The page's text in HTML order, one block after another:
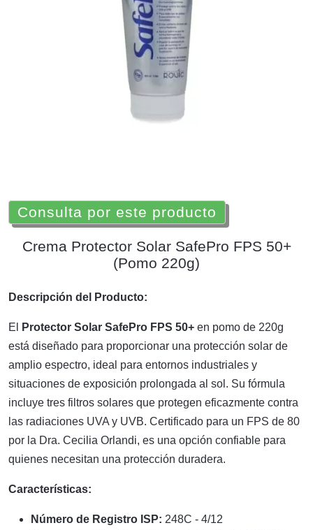
Consulta por este producto
Crema Protector Solar SafePro FPS 50+
(Pomo 220g)
Descripción del Producto:
El Protector Solar SafePro FPS 50+ en pomo de 220g
está diseñado para proporcionar una protección solar de
amplio espectro, ideal para entornos industriales y
situaciones de exposición prolongada al sol. Su fórmula
incluye tres filtros solares que protegen eficazmente contra
las radiaciones UVA y UVB. Certificado para un FPS de 80
por la Dra. Cecilia Orlandi, es una opción confiable para
quienes necesitan una protección duradera.
Características:
Número de Registro ISP: 248C - 4/12